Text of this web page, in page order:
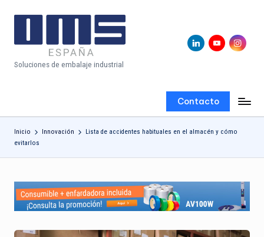
LinkedinYoutubeInstagram
l
O
fi
al
d
e
Soluciones de embalaje industrial
Contacto
Inicio Innovación
Lista de accidentes habituales en el almacén y cómo
evitarlos